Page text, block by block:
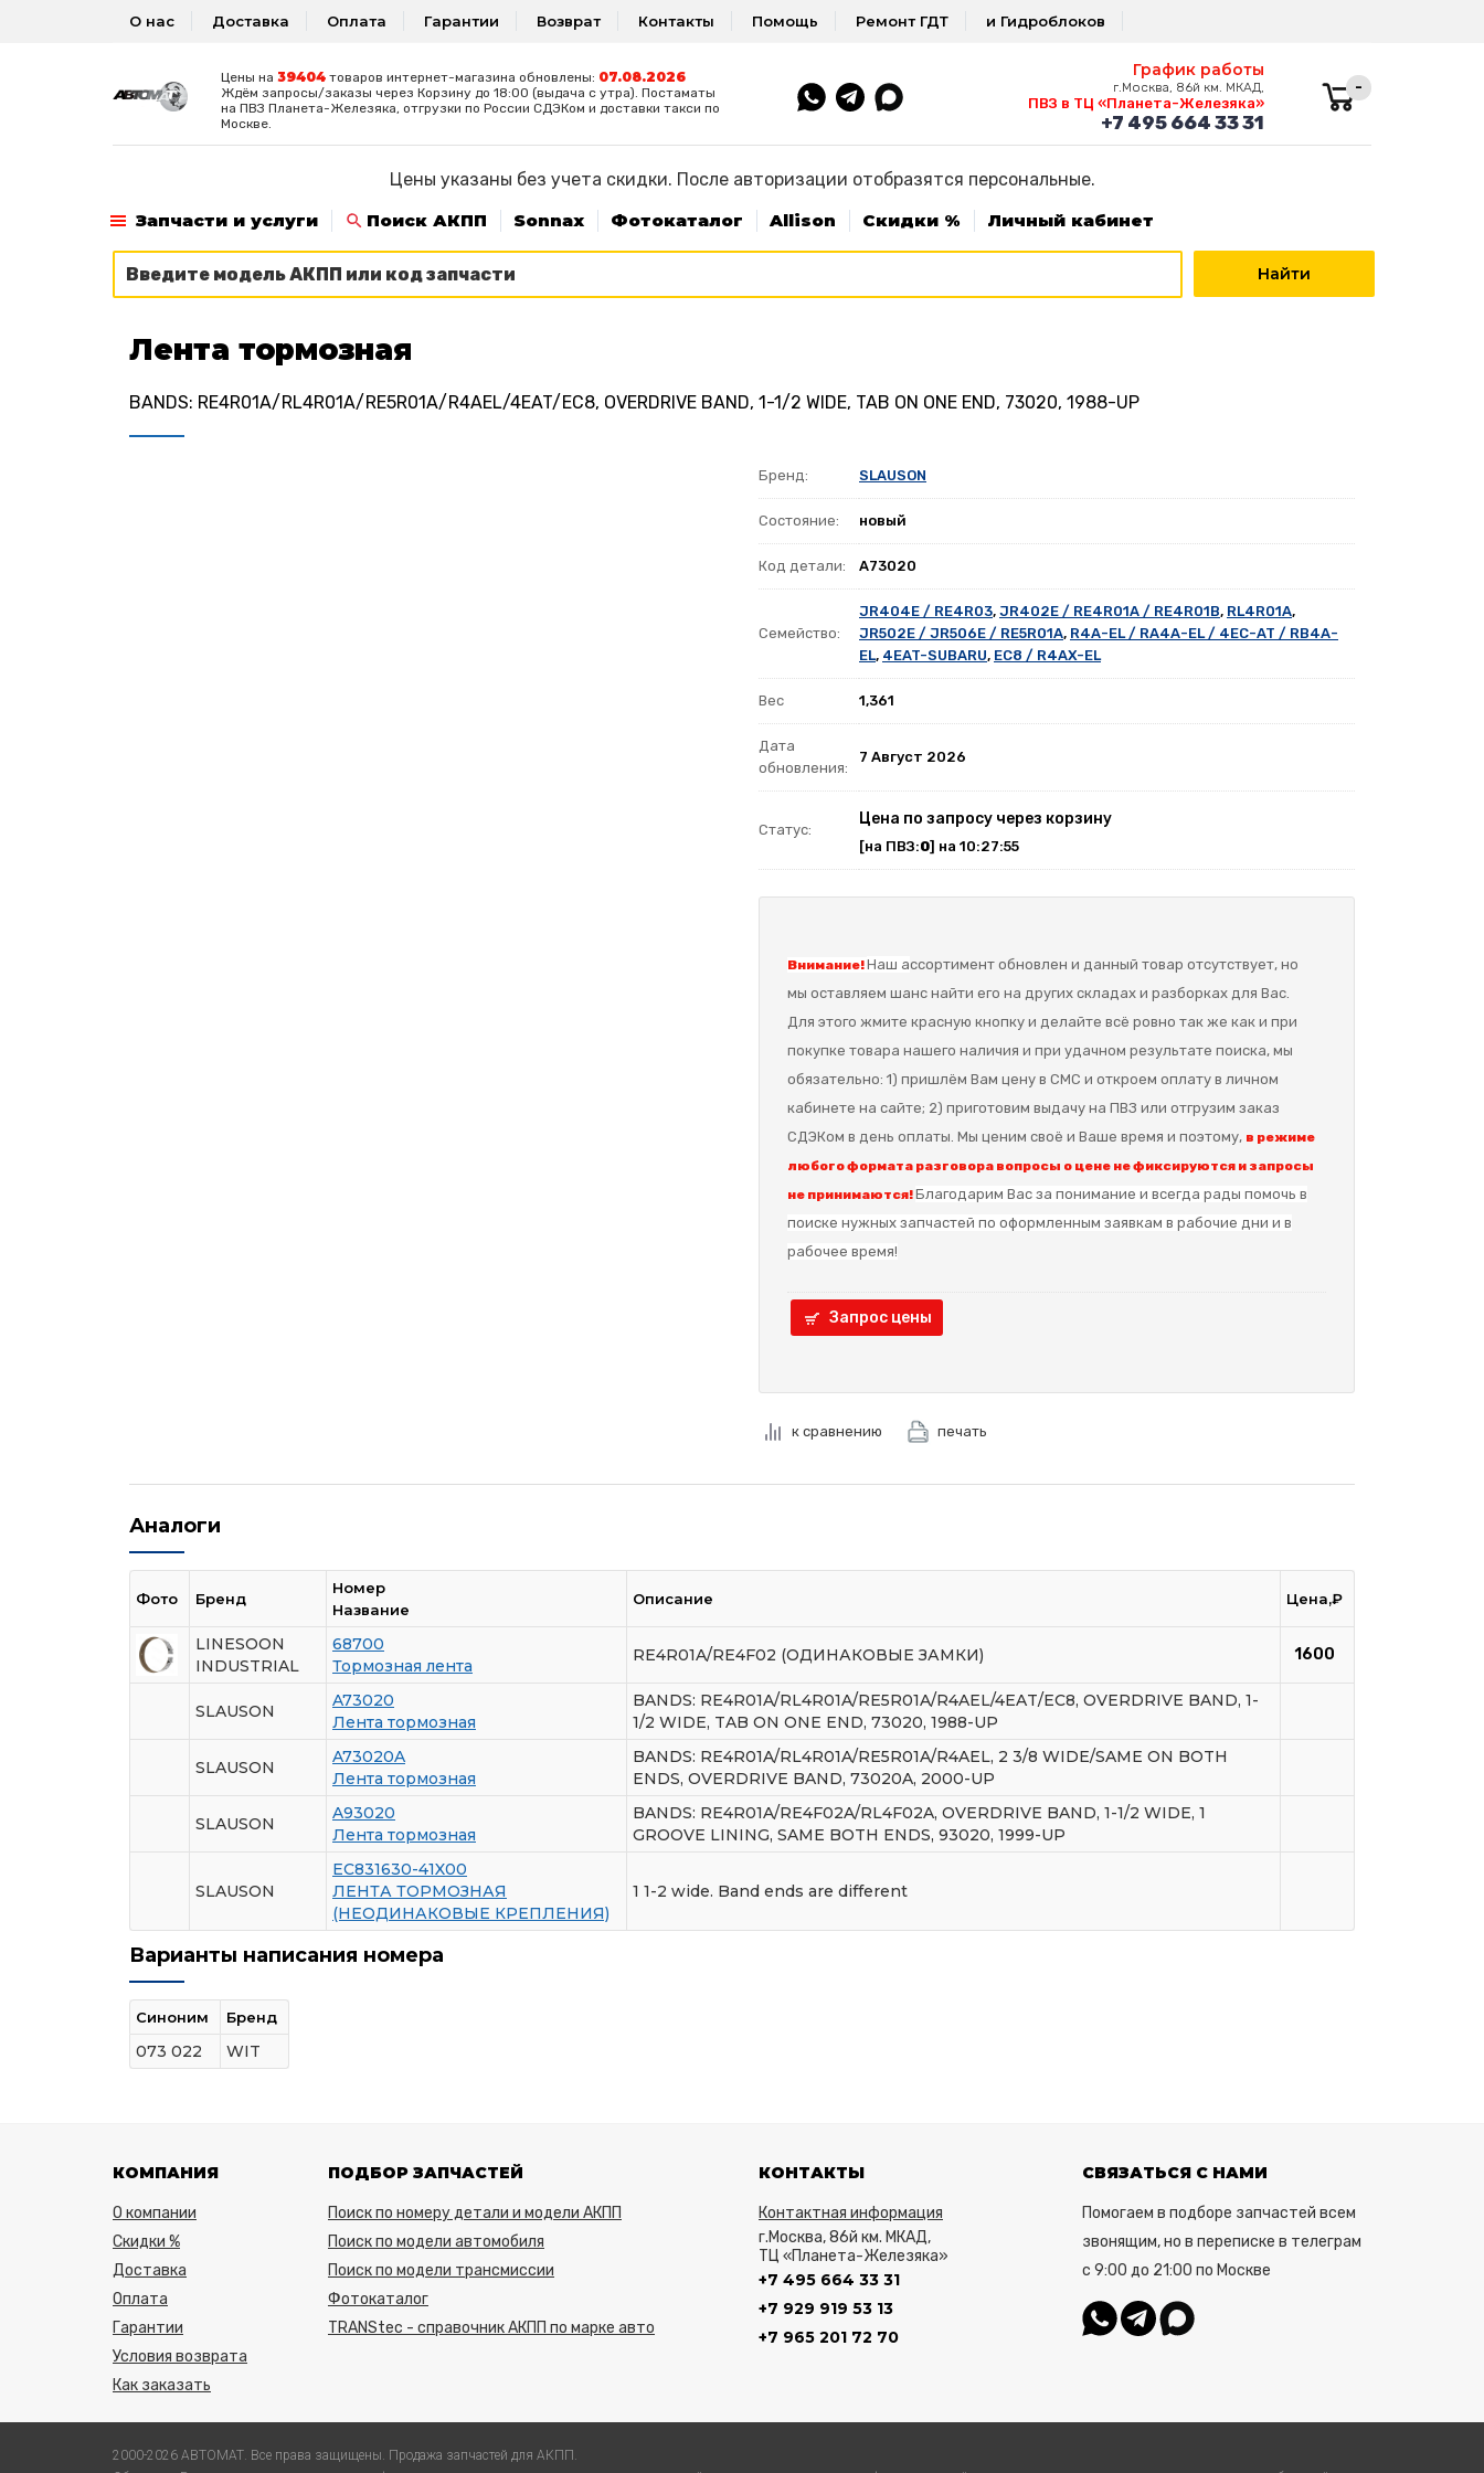
О нас Доставка Оплата Гарантии Возврат Контакты Помощь Ремонт ГДТ и Гидроблоков
Цены на 39404товаров интернет-магазина обновлены: 07.08.2026
Ждём запросы/заказы через Корзину до 18:00 (выдача с утра). Постаматы
на ПВЗ Планета-Железяка, отгрузки по России СДЭКом и доставки такси по
Москве.
График работы
г.Москва, 86й км. МКАД,
ПВЗ в ТЦ «Планета-Железяка»
+7 495 664 33 31
-
Цены указаны без учета скидки. После авторизации отобразятся персональные.
Запчасти и услуги
Поиск АКПП Sonnax Фотокаталог Allison Скидки % Личный кабинет
Лента тормозная
BANDS: RE4R01A/RL4R01A/RE5R01A/R4AEL/4EAT/EC8, OVERDRIVE BAND, 1-1/2 WIDE, TAB ON ONE END, 73020, 1988-UP
Бренд: SLAUSON
Состояние: новый
Код детали: A73020
Семейство:
JR404E / RE4R03, JR402E / RE4R01A / RE4R01B, RL4R01A,
JR502E / JR506E / RE5R01A, R4A-EL / RA4A-EL / 4EC-AT / RB4A-
EL, 4EAT-SUBARU, EC8 / R4AX-EL
Вес 1,361
Дата
обновления:
7 Август 2026
Статус:
Цена по запросу через корзину
[на ПВЗ:0] на 10:27:55
Внимание!Наш ассортимент обновлен и данный товар отсутствует, но
мы оставляем шанс найти его на других складах и разборках для Вас.
Для этого жмите красную кнопку и делайте всё ровно так же как и при
покупке товара нашего наличия и при удачном результате поиска, мы
обязательно: 1) пришлём Вам цену в СМС и откроем оплату в личном
кабинете на сайте; 2) приготовим выдачу на ПВЗ или отгрузим заказ
СДЭКом в день оплаты. Мы ценим своё и Ваше время и поэтому, в режиме
любого формата разговора вопросы о цене не фиксируются и запросы
не принимаются!Благодарим Вас за понимание и всегда рады помочь в
поиске нужных запчастей по оформленным заявкам в рабочие дни и в
рабочее время!
Запрос цены
к сравнению печать
Аналоги
Фото Бренд
Номер
Название
Описание Цена,₽
LINESOON
INDUSTRIAL
68700
Тормозная лента
RE4R01A/RE4F02 (ОДИНАКОВЫЕ ЗАМКИ) 1600
SLAUSON
A73020
Лента тормозная
BANDS: RE4R01A/RL4R01A/RE5R01A/R4AEL/4EAT/EC8, OVERDRIVE BAND, 1-
1/2 WIDE, TAB ON ONE END, 73020, 1988-UP
SLAUSON
A73020A
Лента тормозная
BANDS: RE4R01A/RL4R01A/RE5R01A/R4AEL, 2 3/8 WIDE/SAME ON BOTH
ENDS, OVERDRIVE BAND, 73020A, 2000-UP
SLAUSON
A93020
Лента тормозная
BANDS: RE4R01A/RE4F02A/RL4F02A, OVERDRIVE BAND, 1-1/2 WIDE, 1
GROOVE LINING, SAME BOTH ENDS, 93020, 1999-UP
SLAUSON
EC831630-41X00
ЛЕНТА ТОРМОЗНАЯ
(НЕОДИНАКОВЫЕ КРЕПЛЕНИЯ)
1 1-2 wide. Band ends are different
Варианты написания номера
Синоним Бренд
073 022 WIT
КОМПАНИЯ
О компании
Скидки %
Доставка
Оплата
Гарантии
Условия возврата
Как заказать
ПОДБОР ЗАПЧАСТЕЙ
Поиск по номеру детали и модели АКПП
Поиск по модели автомобиля
Поиск по модели трансмиссии
Фотокаталог
TRANStec - справочник АКПП по марке авто
КОНТАКТЫ
Контактная информация
г.Москва, 86й км. МКАД,
ТЦ «Планета-Железяка»
+7 495 664 33 31
+7 929 919 53 13
+7 965 201 72 70
СВЯЗАТЬСЯ С НАМИ
Помогаем в подборе запчастей всем
звонящим, но в переписке в телеграм
с 9:00 до 21:00 по Москве
2000-2026 АВТОМАТ. Все права защищены. Продажа запчастей для АКПП.